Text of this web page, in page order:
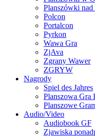
Planszówki nad
Polcon
Portalcon
Pyrkon
Wawa Gra
ZjAva
Zgrany Wawer
ZGRYW
Nagrody
Spiel des Jahres
Planszowa Gra
Planszowe
Audio/Video
Audiobook GF
Zjawiska